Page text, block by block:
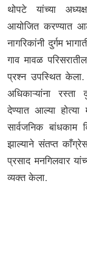
थोपटे यांच्या
आयोजित करण्यात
नागरिकांनी दुर्गम
गाव मावळ
प्रश्न उपस्थित केला.
अधिकाऱ्यांना रस्ता
देण्यात आल्या
सार्वजनिक बांधकाम
झाल्याने संतप्त
प्रसाद मनगिलवार
व्यक्त केला.